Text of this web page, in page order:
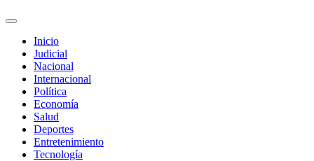
Inicio
Judicial
Nacional
Internacional
Política
Economía
Salud
Deportes
Entretenimiento
Tecnología